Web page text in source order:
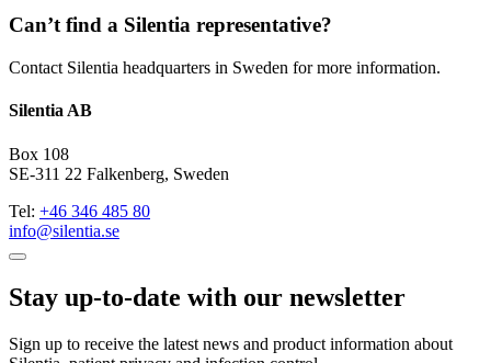
Can’t find a Silentia representative?
Contact Silentia headquarters in Sweden for more information.
Silentia AB
Box 108
SE-311 22 Falkenberg, Sweden
Tel: +46 346 485 80
info@silentia.se
Stay up-to-date with our newsletter
Sign up to receive the latest news and product information about